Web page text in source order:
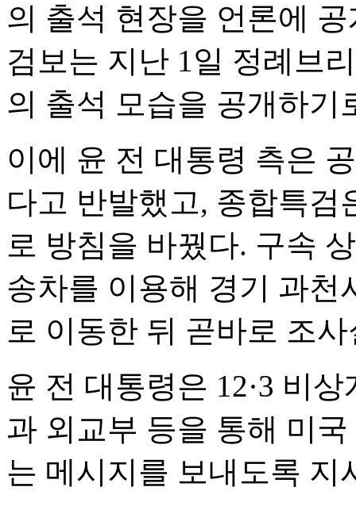
의 출석 현장을 언론에
검보는 지난 1일 정례브
의 출석 모습을 공개하기
이에 윤 전 대통령 측은
다고 반발했고, 종합특검
로 방침을 바꿨다. 구속
송차를 이용해 경기 과천
로 이동한 뒤 곧바로 조
윤 전 대통령은 12·3 비
과 외교부 등을 통해 미
는 메시지를 보내도록 지